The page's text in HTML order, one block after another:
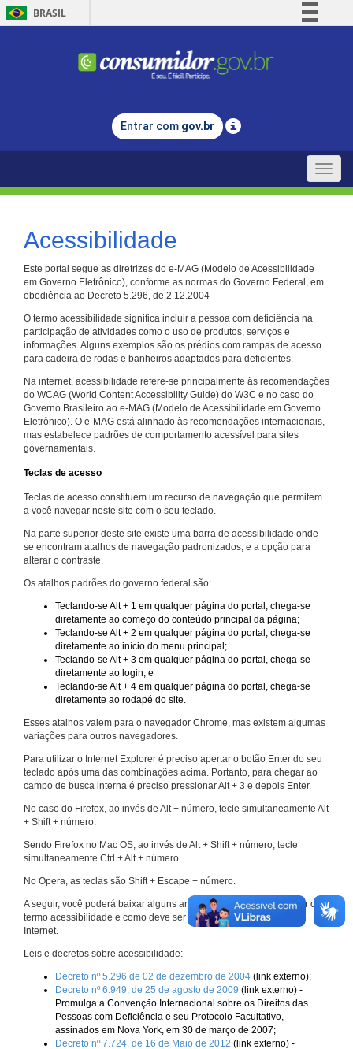
BRASIL
Comunica BR
Legislação
Entrar com gov.br
Toggle
Acessibilidade
Este portal segue as diretrizes do e-MAG (Modelo de Acessibilidade
em Governo Eletrônico), conforme as normas do Governo Federal, em
obediência ao Decreto 5.296, de 2.12.2004
O termo acessibilidade significa incluir a pessoa com deficiência na
participação de atividades como o uso de produtos, serviços e
informações. Alguns exemplos são os prédios com rampas de acesso
para cadeira de rodas e banheiros adaptados para deficientes.
Na internet, acessibilidade refere-se principalmente às recomendações
do WCAG (World Content Accessibility Guide) do W3C e no caso do
Governo Brasileiro ao e-MAG (Modelo de Acessibilidade em Governo
Eletrônico). O e-MAG está alinhado às recomendações internacionais,
mas estabelece padrões de comportamento acessível para sites
governamentais.
Teclas de acesso
Teclas de acesso constituem um recurso de navegação que permitem
a você navegar neste site com o seu teclado.
Na parte superior deste site existe uma barra de acessibilidade onde
se encontram atalhos de navegação padronizados, e a opção para
alterar o contraste.
Os atalhos padrões do governo federal são:
Teclando-se Alt + 1 em qualquer página do portal, chega-se
diretamente ao começo do conteúdo principal da página;
Teclando-se Alt + 2 em qualquer página do portal, chega-se
diretamente ao início do menu principal;
Teclando-se Alt + 3 em qualquer página do portal, chega-se
diretamente ao login; e
Teclando-se Alt + 4 em qualquer página do portal, chega-se
diretamente ao rodapé do site.
Esses atalhos valem para o navegador Chrome, mas existem algumas
variações para outros navegadores.
Para utilizar o Internet Explorer é preciso apertar o botão Enter do seu
teclado após uma das combinações acima. Portanto, para chegar ao
campo de busca interna é preciso pressionar Alt + 3 e depois Enter.
No caso do Firefox, ao invés de Alt + número, tecle simultaneamente Alt
+ Shift + número.
Sendo Firefox no Mac OS, ao invés de Alt + Shift + número, tecle
simultaneamente Ctrl + Alt + número.
No Opera, as teclas são Shift + Escape + número.
A seguir, você poderá baixar alguns arquivos que explicam melhor o
termo acessibilidade e como deve ser implementado nos sites da
Internet.
Leis e decretos sobre acessibilidade:
Decreto nº 5.296 de 02 de dezembro de 2004 (link externo);
Decreto nº 6.949, de 25 de agosto de 2009 (link externo) -
Promulga a Convenção Internacional sobre os Direitos das
Pessoas com Deficiência e seu Protocolo Facultativo,
assinados em Nova York, em 30 de março de 2007;
Decreto nº 7.724, de 16 de Maio de 2012 (link externo) -